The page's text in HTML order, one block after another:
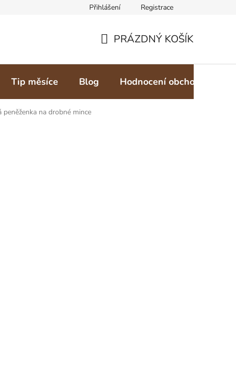
Přihlášení Registrace
KOŠÍK
PRÁZDNÝ KOŠÍK
Tip měsíce Blog Hodnocení obchodu
peněženka na drobné mince